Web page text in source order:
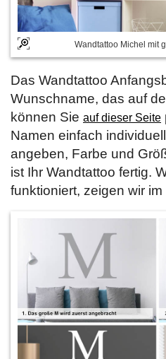
Wandtattoo Michel mit
Das Wandtattoo
Wunschname, das auf
können Sie auf dieser Seite
Namen einfach
angeben, Farbe und
ist Ihr Wandtattoo fertig.
funktioniert, zeigen wir